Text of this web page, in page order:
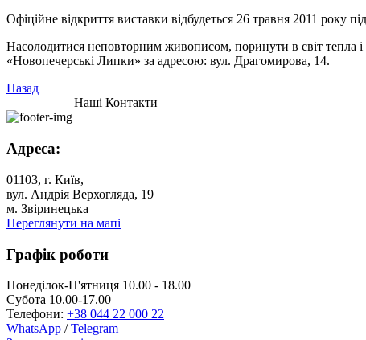
Офіційне відкриття виставки відбудеться 26 травня 2011 року
Насолодитися неповторним живописом, поринути в світ тепла
«Новопечерські Липки» за адресою: вул. Драгомирова, 14.
Назад
Наші Контакти
Адреса:
01103, г. Київ,
вул. Андрія Верхогляда, 19
м. Звіринецька
Переглянути на мапі
Графік роботи
Понеділок-П'ятниця 10.00 - 18.00
Субота 10.00-17.00
Телефони: +38 044 22 000 22
WhatsApp /Telegram